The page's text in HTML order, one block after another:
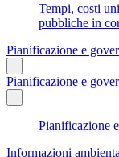
Tempi, costi
pubbliche in
Pianificazione e
Pianificazione e
Pianificazione
Informazioni